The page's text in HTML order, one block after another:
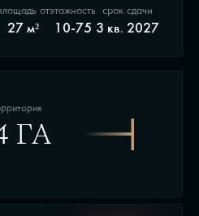
от
27 м²
этажность
10-75
срок сдачи
3 кв. 2027
ГА